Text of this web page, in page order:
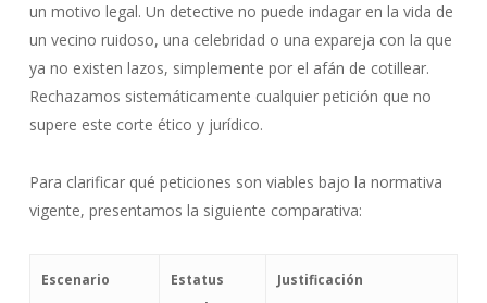
un motivo legal. Un detective no puede indagar en la vida de
un vecino ruidoso, una celebridad o una expareja con la que
ya no existen lazos, simplemente por el afán de cotillear.
Rechazamos sistemáticamente cualquier petición que no
supere este corte ético y jurídico.
Para clarificar qué peticiones son viables bajo la normativa
vigente, presentamos la siguiente comparativa:
Escenario
Estatus
Justificación